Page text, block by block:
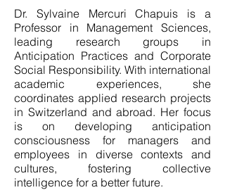
Dr. Sylvaine Mercuri Chapuis is a
Professor in Management Sciences,
leading research groups in
Anticipation Practices and Corporate
Social Responsibility. With international
academic experiences, she
coordinates applied research projects
in Switzerland and abroad. Her focus
is on developing anticipation
consciousness for managers and
employees in diverse contexts and
cultures, fostering collective
intelligence for a better future.